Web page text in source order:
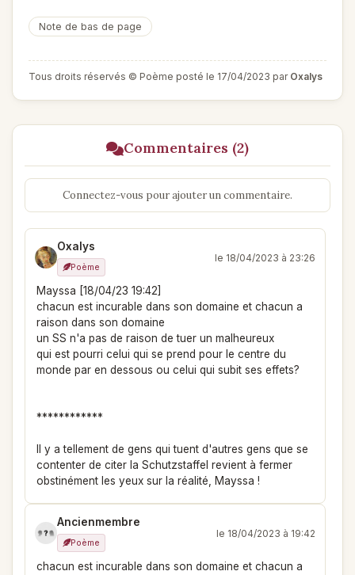
Note de bas de page
Tous droits réservés © Poème posté le 17/04/2023 par Oxalys
Commentaires (2)
Connectez-vous pour ajouter un commentaire.
Oxalys
Poème
le 18/04/2023 à 23:26
Mayssa [18/04/23 19:42]
chacun est incurable dans son domaine et chacun a
raison dans son domaine
un SS n'a pas de raison de tuer un malheureux
qui est pourri celui qui se prend pour le centre du
monde par en dessous ou celui qui subit ses effets?
************
Il y a tellement de gens qui tuent d'autres gens que se
contenter de citer la Schutzstaffel revient à fermer
obstinément les yeux sur la réalité, Mayssa !
Ancienmembre
Poème
le 18/04/2023 à 19:42
chacun est incurable dans son domaine et chacun a